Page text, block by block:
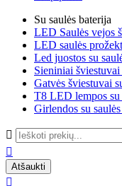
Su saulės baterija
LED Saulės vejos
LED saulės
Led juostos su
Sieniniai šviestuvai
Gatvės šviestuvai
T8 LED lempos su
Girlendos su


Atšaukti
